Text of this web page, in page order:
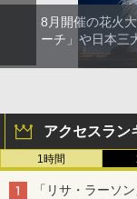
8月開催の花火
ーチ」や日本三
アクセスラン
1時間
「リサ・ラーソ